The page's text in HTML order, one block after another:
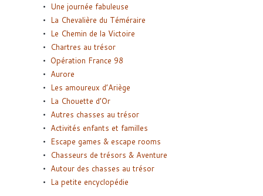
Une journée fabuleuse
La Chevalière du Téméraire
Le Chemin de la Victoire
Chartres au trésor
Opération France 98
Aurore
Les amoureux d’Ariège
La Chouette d’Or
Autres chasses au trésor
Activités enfants et familles
Escape games & escape rooms
Chasseurs de trésors & Aventure
Autour des chasses au trésor
La petite encyclopédie